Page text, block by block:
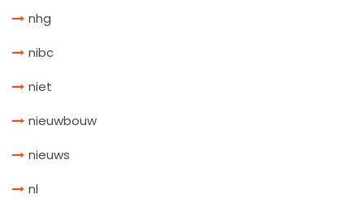
nhg
nibc
niet
nieuwbouw
nieuws
nl